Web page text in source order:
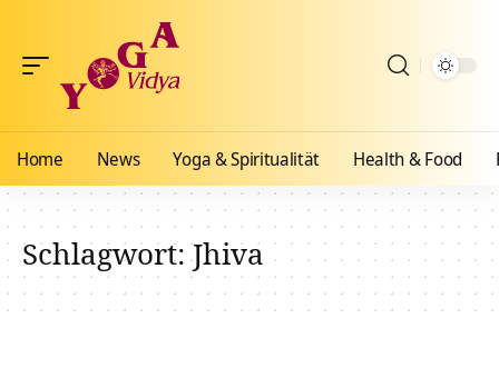
Home News Yoga & Spiritualität Health & Food
Schlagwort:Jhiva